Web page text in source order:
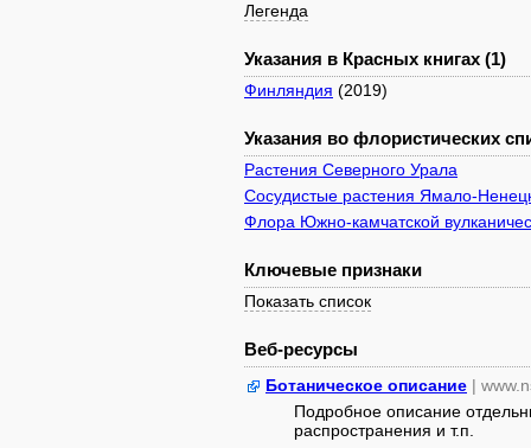
Легенда
Указания в Красных книгах (1)
Финляндия (2019)
Указания во флористических
Растения Северного Урала
Сосудистые растения Ямало-
Флора Южно-камчатской
Ключевые признаки
Показать список
Веб-ресурсы
Ботаническое описание |
Подробное описание
распространения и т.п.